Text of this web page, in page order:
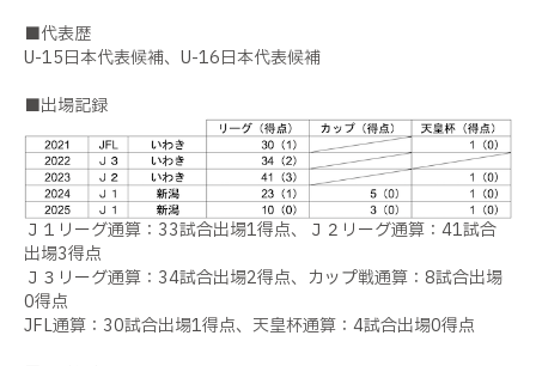
■代表歴
U-15日本代表候補、U-16日本代表候補
■出場記録
Ｊ１リーグ通算：33試合出場1得点、Ｊ２リーグ通算：41試合
出場3得点
Ｊ３リーグ通算：34試合出場2得点、カップ戦通算：8試合出場
0得点
JFL通算：30試合出場1得点、天皇杯通算：4試合出場0得点